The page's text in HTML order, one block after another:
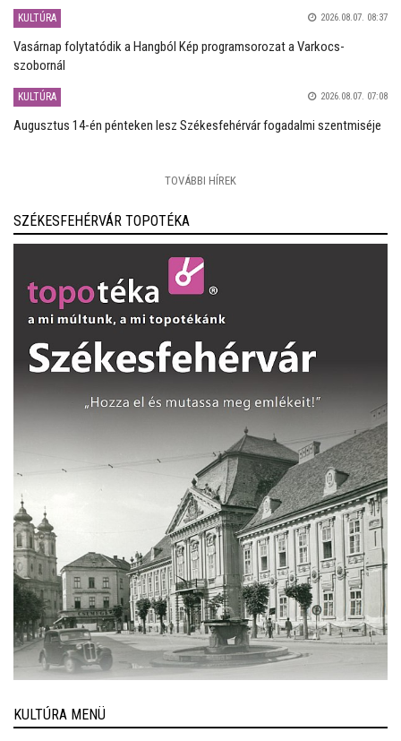
KULTÚRA 2026.08.07. 08:37
Vasárnap folytatódik a Hangból Kép programsorozat a Varkocs-
szobornál
KULTÚRA 2026.08.07. 07:08
Augusztus 14-én pénteken lesz Székesfehérvár fogadalmi szentmiséje
TOVÁBBI HÍREK
SZÉKESFEHÉRVÁR TOPOTÉKA
KULTÚRA MENÜ